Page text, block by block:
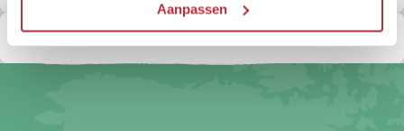
Aanpassen
Kan ik in Kroatië met de euro betalen?